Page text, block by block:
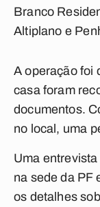
Branco
Altiplano e
A operação foi
casa foram
documentos.
no local, uma
Uma
na sede da PF
os detalhes